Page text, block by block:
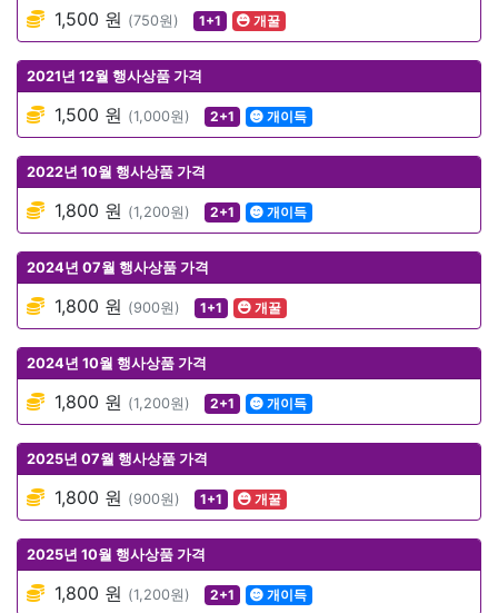
1,500 원 (750원) 1+1 개꿀
2021년 12월 행사상품 가격
1,500 원 (1,000원) 2+1 개이득
2022년 10월 행사상품 가격
1,800 원 (1,200원) 2+1 개이득
2024년 07월 행사상품 가격
1,800 원 (900원) 1+1 개꿀
2024년 10월 행사상품 가격
1,800 원 (1,200원) 2+1 개이득
2025년 07월 행사상품 가격
1,800 원 (900원) 1+1 개꿀
2025년 10월 행사상품 가격
1,800 원 (1,200원) 2+1 개이득